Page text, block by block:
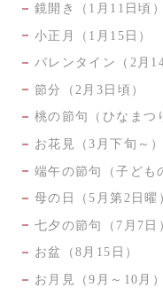
鏡開き（1月11日頃）
小正月（1月15日）
バレンタイン（2月14
節分（2月3日頃）
桃の節句（ひなまつ
お花見（3月下旬～）
端午の節句（子ども
母の日（5月第2日曜
七夕の節句（7月7日
お盆（8月15日）
お月見（9月～10月）